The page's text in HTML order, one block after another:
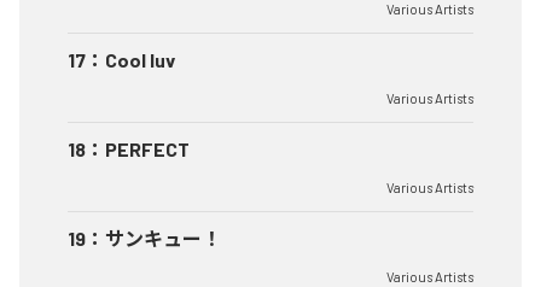
Various Artists
17 ： Cool luv
Various Artists
18 ： PERFECT
Various Artists
19 ： サンキュー！
Various Artists